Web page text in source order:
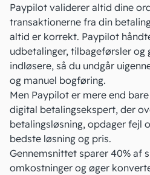
Paypilot validerer altid dine
transaktionerne fra din
altid er korrekt. Paypilot
udbetalinger, tilbageførsler og
indløsere, så du undgår
og manuel bogføring.
Men Paypilot er mere end
digital betalingsekspert, der
betalingsløsning, opdager fejl
bedste løsning og pris.
Gennemsnittet sparer 40% af
omkostninger og øger